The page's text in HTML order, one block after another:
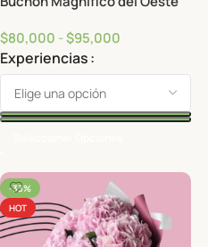
$80,000 -$95,000
Experiencias
-33%
HOT